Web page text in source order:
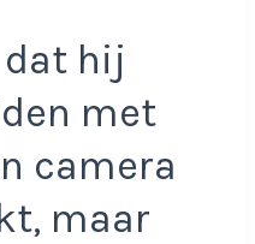
hij
met
camera
maar